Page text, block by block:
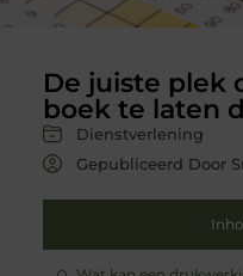
De juiste plek
boek te laten
Dienstverlening
Gepubliceerd Door